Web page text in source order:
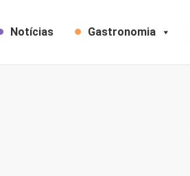
Notícias Gastronomia